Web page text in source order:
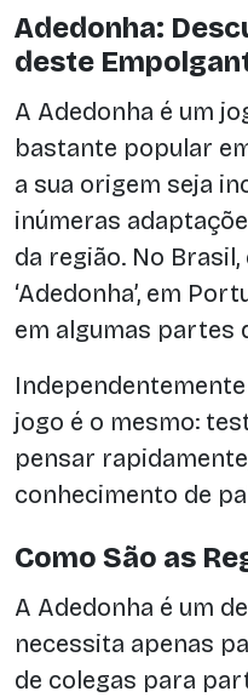
Adedonha:
deste
A Adedonha é um
bastante popular
a sua origem seja
inúmeras
da região. No
‘Adedonha’, em
em algumas partes
jogo é o mesmo:
pensar
conhecimento de
Como São as
A Adedonha é um
necessita apenas
de colegas para